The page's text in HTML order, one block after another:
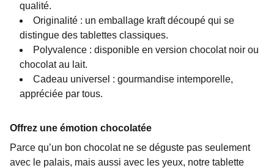
qualité.
Originalité : un emballage kraft découpé qui se
distingue des tablettes classiques.
Polyvalence : disponible en version chocolat noir ou
chocolat au lait.
Cadeau universel : gourmandise intemporelle,
appréciée par tous.
Offrez une émotion chocolatée
Parce qu’un bon chocolat ne se déguste pas seulement
avec le palais, mais aussi avec les yeux, notre tablette